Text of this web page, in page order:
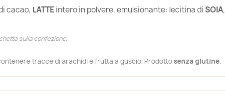
cacao, LATTEintero in polvere, emulsionante: lecitina diSOIA,
sulla confezione.
tracce di arachidi e frutta a guscio. Prodottosenza glutine.